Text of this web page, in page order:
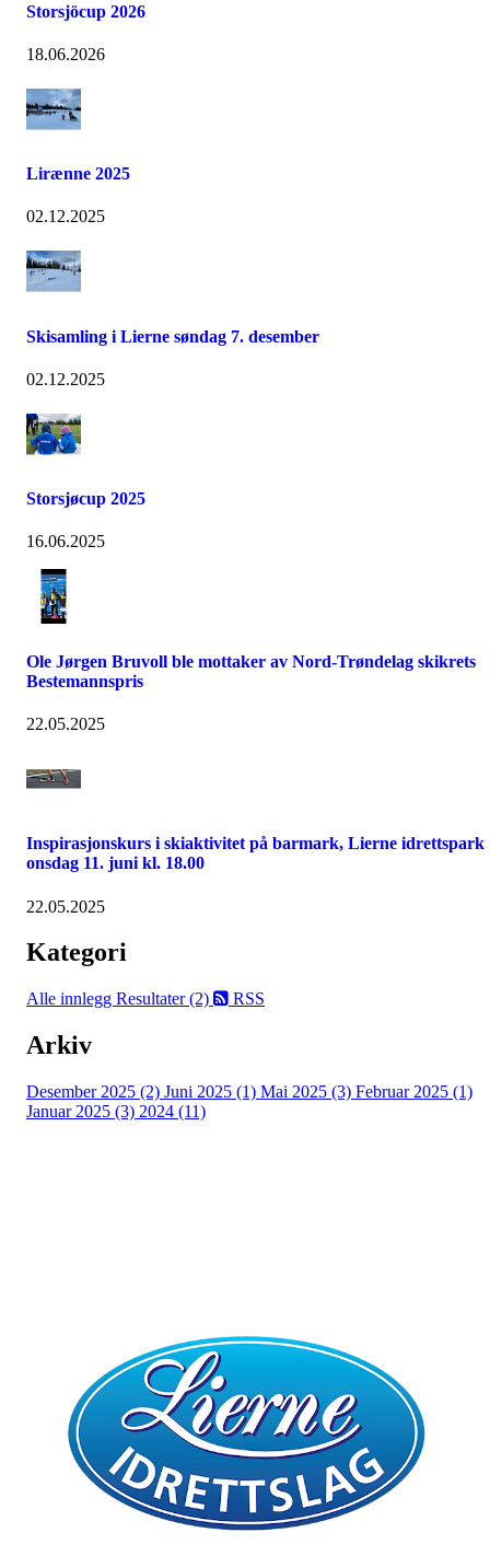
Storsjöcup 2026
18.06.2026
Lirænne 2025
02.12.2025
Skisamling i Lierne søndag 7. desember
02.12.2025
Storsjøcup 2025
16.06.2025
Ole Jørgen Bruvoll ble mottaker av Nord-Trøndelag skikrets
Bestemannspris
22.05.2025
Inspirasjonskurs i skiaktivitet på barmark, Lierne idrettspark
onsdag 11. juni kl. 18.00
22.05.2025
Kategori
Alle innlegg Resultater (2) RSS
Arkiv
Desember 2025 (2) Juni 2025 (1) Mai 2025 (3) Februar 2025 (1)
Januar 2025 (3) 2024 (11)